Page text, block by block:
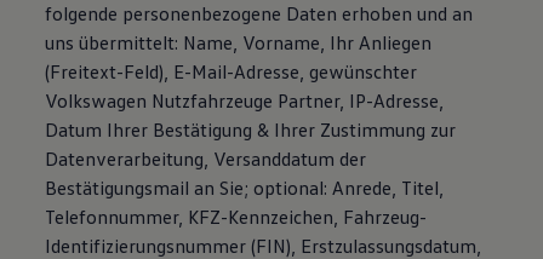
folgende personenbezogene Daten erhoben und an
uns übermittelt: Name, Vorname, Ihr Anliegen
(Freitext-Feld), E-Mail-Adresse, gewünschter
Volkswagen Nutzfahrzeuge Partner, IP-Adresse,
Datum Ihrer Bestätigung & Ihrer Zustimmung zur
Datenverarbeitung, Versanddatum der
Bestätigungsmail an Sie; optional: Anrede, Titel,
Telefonnummer, KFZ-Kennzeichen, Fahrzeug-
Identifizierungsnummer (FIN), Erstzulassungsdatum,